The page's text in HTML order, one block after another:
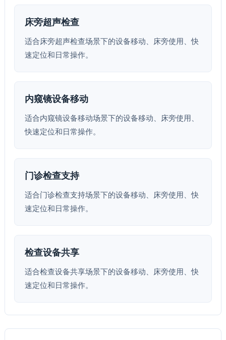
床旁超声检查
适合床旁超声检查场景下的设备移动、床旁使用、快
速定位和日常操作。
内窥镜设备移动
适合内窥镜设备移动场景下的设备移动、床旁使用、
快速定位和日常操作。
门诊检查支持
适合门诊检查支持场景下的设备移动、床旁使用、快
速定位和日常操作。
检查设备共享
适合检查设备共享场景下的设备移动、床旁使用、快
速定位和日常操作。